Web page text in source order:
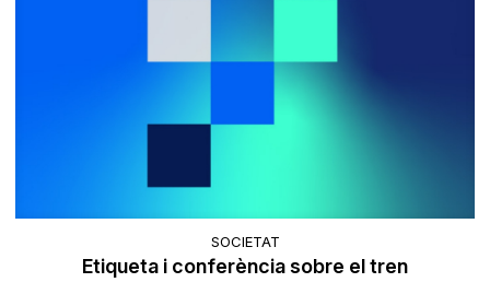
SOCIETAT
Etiqueta i conferència sobre el tren